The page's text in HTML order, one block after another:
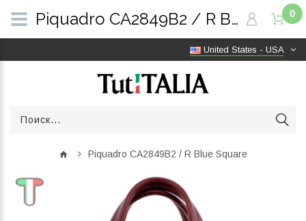
United States - USA
0
Piquadro CA2849B2 / R Blue Square
Piquadro CA2849B2 / R Blue Square | TutITALIA